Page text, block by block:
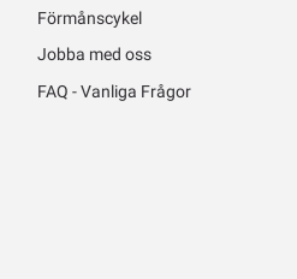
Förmånscykel
Jobba med oss
FAQ - Vanliga Frågor